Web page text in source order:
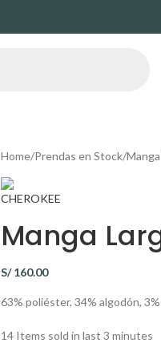
Home Prendas en Stock
Manga
S/160.00
63% poliéster, 34% algodón,
14 Items sold in last 3 minutes